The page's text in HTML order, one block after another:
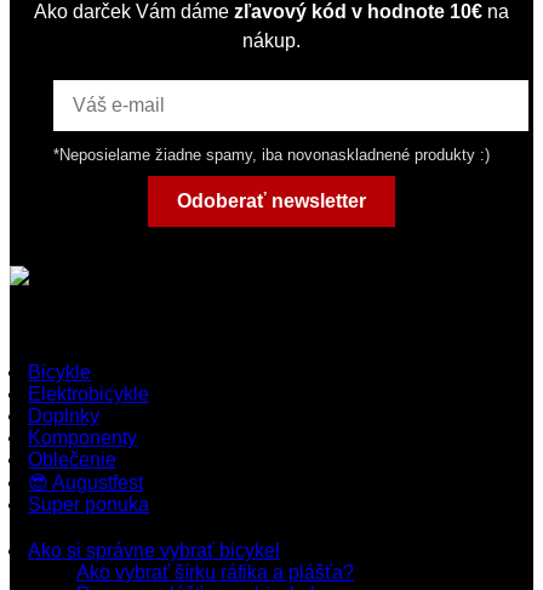
Ako darček Vám dáme zľavový kód v hodnote 10€ na
nákup.
*Neposielame žiadne spamy, iba novonaskladnené produkty :)
Odoberať newsletter
Bicykle
Elektrobicykle
Doplnky
Komponenty
Oblečenie
😎 Augustfest
Super ponuka
Ako si správne vybrať bicykel
Ako vybrať šírku ráfika a plášťa?